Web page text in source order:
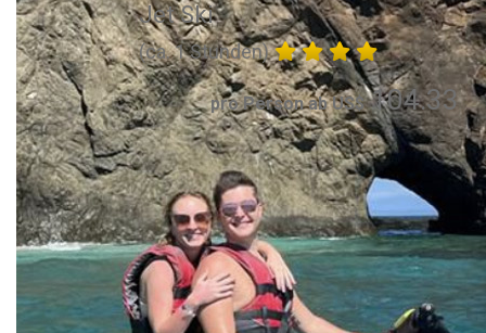
Jet Ski
(ca. 1 Stunden)
pro Person ab US$104.33